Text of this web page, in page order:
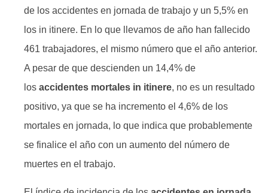
de los accidentes en jornada de trabajo y un 5,5% en
los in itinere. En lo que llevamos de año han fallecido
461 trabajadores, el mismo número que el año anterior.
A pesar de que descienden un 14,4% de
los accidentes mortales in itinere, no es un resultado
positivo, ya que se ha incremento el 4,6% de los
mortales en jornada, lo que indica que probablemente
se finalice el año con un aumento del número de
muertes en el trabajo.